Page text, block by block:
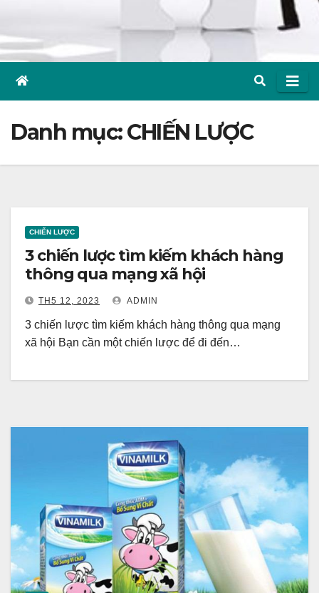
Danh mục:CHIẾN LƯỢC
CHIẾN LƯỢC
3 chiến lược tìm kiếm khách hàng
thông qua mạng xã hội
TH5 12, 2023 ADMIN
3 chiến lược tìm kiếm khách hàng thông qua mạng
xã hội Bạn cần một chiến lược để đi đến…